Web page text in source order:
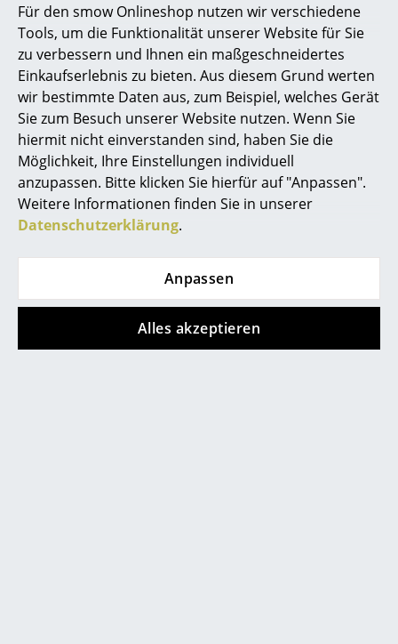
Für den smow Onlineshop nutzen wir verschiedene
Tools, um die Funktionalität unserer Website für Sie
zu verbessern und Ihnen ein maßgeschneidertes
Einkaufserlebnis zu bieten. Aus diesem Grund werten
wir bestimmte Daten aus, zum Beispiel, welches Gerät
Sie zum Besuch unserer Website nutzen. Wenn Sie
hiermit nicht einverstanden sind, haben Sie die
Möglichkeit, Ihre Einstellungen individuell
anzupassen. Bitte klicken Sie hierfür auf "Anpassen".
Weitere Informationen finden Sie in unserer
Datenschutzerklärung.
Anpassen
Alles akzeptieren
Einzelbetten
Stapelbetten
Kinderbetten
Nachttische & Bettzubehör
... alle Betten
Accessoires
Uhren
Figuren & Miniaturen
0341 2222 88 10
Mo-Fr: 9-17 Uhr